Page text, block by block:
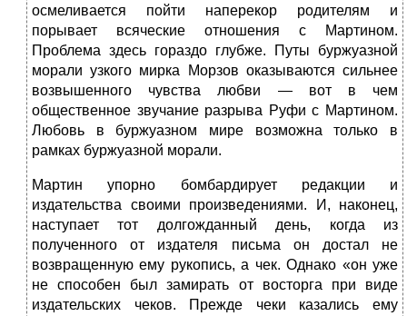
осмеливается пойти наперекор родителям и
порывает всяческие отношения с Мартином.
Проблема здесь гораздо глубже. Путы буржуазной
морали узкого мирка Морзов оказываются сильнее
возвышенного чувства любви — вот в чем
общественное звучание разрыва Руфи с Мартином.
Любовь в буржуазном мире возможна только в
рамках буржуазной морали.
Мартин упорно бомбардирует редакции и
издательства своими произведениями. И, наконец,
наступает тот долгожданный день, когда из
полученного от издателя письма он достал не
возвращенную ему рукопись, а чек. Однако «он уже
не способен был замирать от восторга при виде
издательских чеков. Прежде чеки казались ему